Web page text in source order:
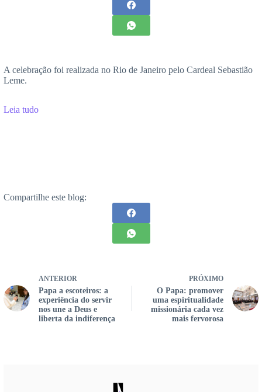
A celebração foi realizada no Rio de Janeiro pelo Cardeal Sebastião
Leme.
Leia tudo
Compartilhe este blog:
ANTERIOR
Papa a escoteiros: a
experiência do servir
nos une a Deus e
liberta da indiferença
PRÓXIMO
O Papa: promover
uma espiritualidade
missionária cada vez
mais fervorosa